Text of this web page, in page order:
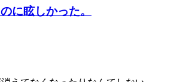
に眩しかった。